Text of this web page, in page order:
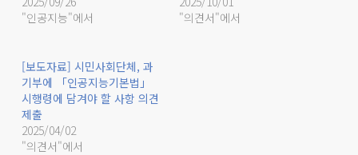
"인공지능"에서
"의견서"에서
[보도자료] 시민사회단체, 과
기부에 「인공지능기본법」
시행령에 담겨야 할 사항 의견
제출
2025/04/02
"의견서"에서